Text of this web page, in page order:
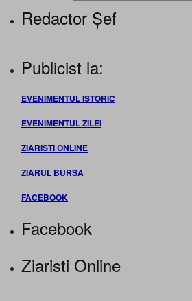
Redactor Șef
Publicist la:
EVENIMENTUL ISTORIC
EVENIMENTUL ZILEI
ZIARISTI ONLINE
ZIARUL BURSA
FACEBOOK
Facebook
Ziaristi Online